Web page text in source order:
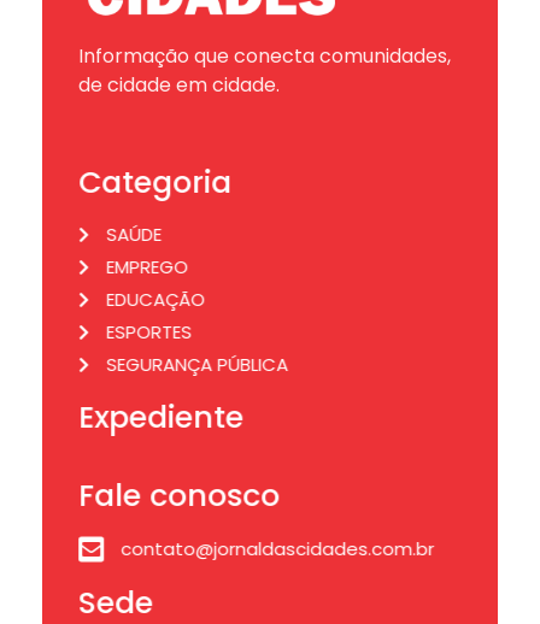
Informação que conecta comunidades,
de cidade em cidade.
Categoria
SAÚDE
EMPREGO
EDUCAÇÃO
ESPORTES
SEGURANÇA PÚBLICA
Expediente
Fale conosco
contato@jornaldascidades.com.br
Sede